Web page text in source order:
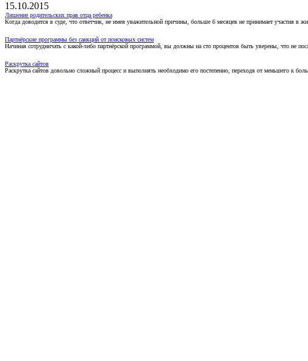
15.10.2015
Лишение родительских прав отца ребенка
Когда доводится в суде, что ответчик, не имея уважительной причины, больше 6 месяцев не принимает участия в
Партнёрские программы без санкций от поисковых систем
Начиная сотрудничать с какой-либо партнёрской программой, вы должны на сто процентов быть уверены, что не
Раскрутка сайтов
Раскрутка сайтов довольно сложный процесс и выполнять необходимо его постепенно, переходя от меньшего к